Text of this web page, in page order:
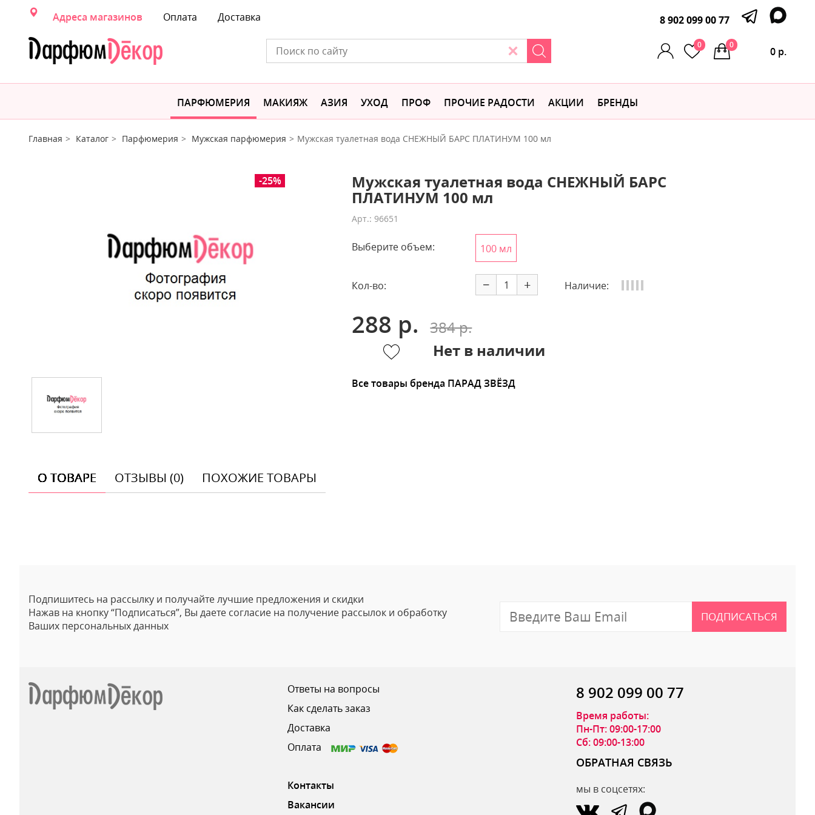
Адреса магазинов Оплата Доставка 8 902 099 00 77
0
0 р.
0
ПАРФЮМЕРИЯ МАКИЯЖ АЗИЯ УХОД ПРОФ ПРОЧИЕ РАДОСТИ АКЦИИ БРЕНДЫ
Главная Каталог Парфюмерия Мужская парфюмерия Мужская туалетная вода СНЕЖНЫЙ БАРС ПЛАТИНУМ 100 мл
-25% Мужская туалетная вода СНЕЖНЫЙ БАРС
ПЛАТИНУМ 100 мл
Арт.: 96651
Выберите объем: 100 мл
Кол-во: − + Наличие:
288 р.
384 р.
Нет в наличии
Все товары бренда ПАРАД ЗВЁЗД
О ТОВАРЕ ОТЗЫВЫ (0) ПОХОЖИЕ ТОВАРЫ
ОТПРАВИТЬ ОТЗЫВ
Подпишитесь на рассылку и получайте лучшие предложения и скидки
Нажав на кнопку “Подписаться”, Вы даете согласие на получение рассылок и обработку
Ваших персональных данных
ПОДПИСАТЬСЯ
Ответы на вопросы
Как сделать заказ
Доставка
Оплата
Контакты
Вакансии
8 902 099 00 77
Время работы:
Пн-Пт: 09:00-17:00
Сб: 09:00-13:00
ОБРАТНАЯ СВЯЗЬ
мы в соцсетях: